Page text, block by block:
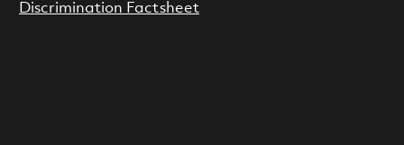
Discrimination Factsheet